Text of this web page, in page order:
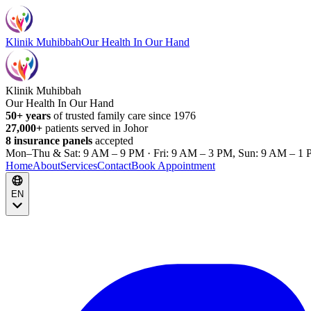
Klinik MuhibbahOur Health In Our Hand
Klinik Muhibbah
Our Health In Our Hand
50+ years of trusted family care since 1976
27,000+ patients served in Johor
8 insurance panels accepted
Mon–Thu & Sat: 9 AM – 9 PM · Fri: 9 AM – 3 PM, Sun: 9 AM – 1
HomeAboutServicesContactBook Appointment
EN